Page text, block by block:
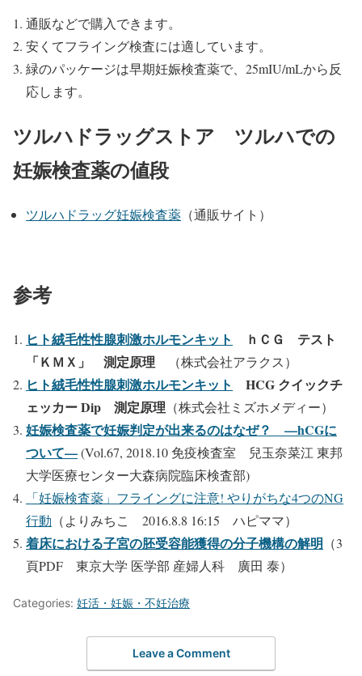
通販などで購入できます。
安くてフライング検査には適しています。
緑のパッケージは早期妊娠検査薬で、25mIU/mLから反
応します。
ツルハドラッグストア ツルハでの
妊娠検査薬の値段
ツルハドラッグ妊娠検査薬 （通販サイト）
参考
ヒト絨毛性性腺刺激ホルモンキット
ｈＣＧ テスト
「ＫＭＸ」 測定原理 （株式会社アラクス）
ヒト絨毛性性腺刺激ホルモンキット
HCG クイックチ
ェッカー Dip 測定原理 （株式会社ミズホメディー）
妊娠検査薬で妊娠判定が出来るのはなぜ？ —hCGに
ついて—(Vol.67, 2018.10 免疫検査室 兒玉奈菜江 東邦
大学医療センター大森病院臨床検査部)
「妊娠検査薬」フライングに注意! やりがちな4つのNG
行動 （よりみちこ 2016.8.8 16:15 ハピママ）
着床における子宮の胚受容能獲得の分子機構の解明 （3
頁PDF 東京大学 医学部 産婦人科 廣田 泰）
Categories: 妊活・妊娠・不妊治療
Leave a Comment